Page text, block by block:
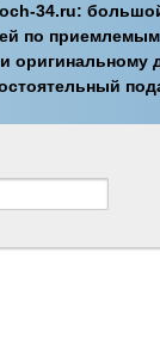
34.ru:
по
оригинальному